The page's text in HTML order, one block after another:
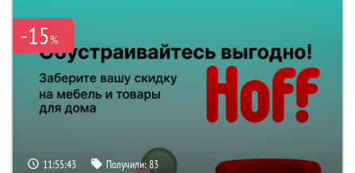
-15%
11:55:41 Получили:83